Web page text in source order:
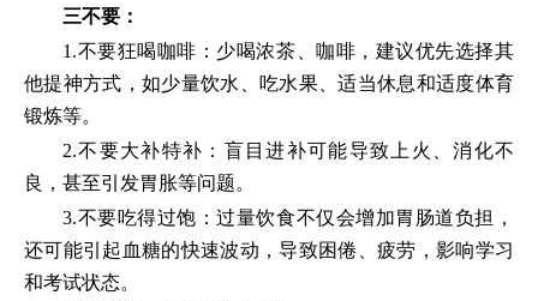
三不要：
1.不要狂喝咖啡：少喝浓茶、咖啡，建议优先选择其
他提神方式，如少量饮水、吃水果、适当休息和适度体育
锻炼等。
2.不要大补特补：盲目进补可能导致上火、消化不
良，甚至引发胃胀等问题。
3.不要吃得过饱：过量饮食不仅会增加胃肠道负担，
还可能引起血糖的快速波动，导致困倦、疲劳，影响学习
和考试状态。